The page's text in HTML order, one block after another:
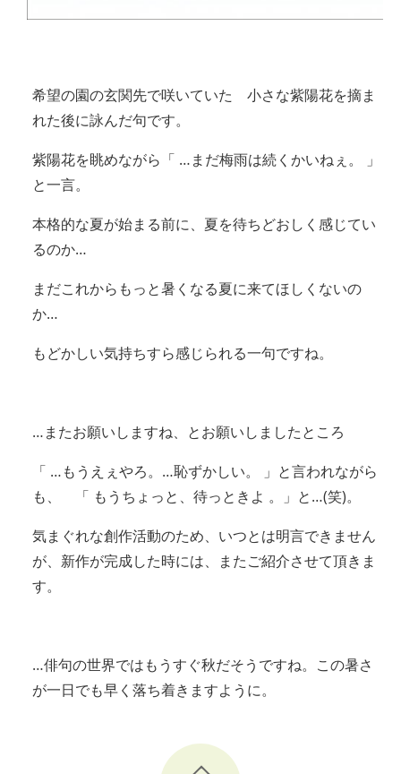
希望の園の玄関先で咲いていた 小さな紫陽花を摘ま
れた後に詠んだ句です。
紫陽花を眺めながら「 …まだ梅雨は続くかいねぇ。 」
と一言。
本格的な夏が始まる前に、夏を待ちどおしく感じてい
るのか…
まだこれからもっと暑くなる夏に来てほしくないの
か…
もどかしい気持ちすら感じられる一句ですね。
…またお願いしますね、とお願いしましたところ
「 …もうえぇやろ。…恥ずかしい。 」と言われながら
も、 「 もうちょっと、待っときよ 。」と…(笑)。
気まぐれな創作活動のため、いつとは明言できません
が、新作が完成した時には、またご紹介させて頂きま
す。
…俳句の世界ではもうすぐ秋だそうですね。この暑さ
が一日でも早く落ち着きますように。
このページのトップへ